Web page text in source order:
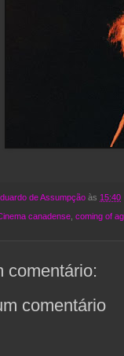
de Assumpção às 15:40
canadense, coming of
comentário:
comentário